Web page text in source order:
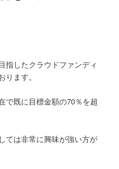
指したクラウドファンディ
ます。
で既に目標金額の70％を超
ては非常に興味が強い方が